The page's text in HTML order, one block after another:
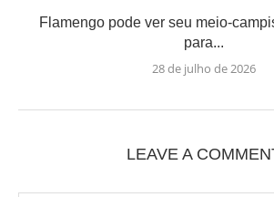
Flamengo pode ver seu meio-
para...
28 de julho de 2026
LEAVE A